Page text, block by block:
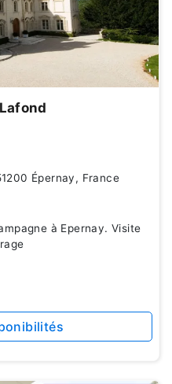
Épernay, France
à Epernay. Visite